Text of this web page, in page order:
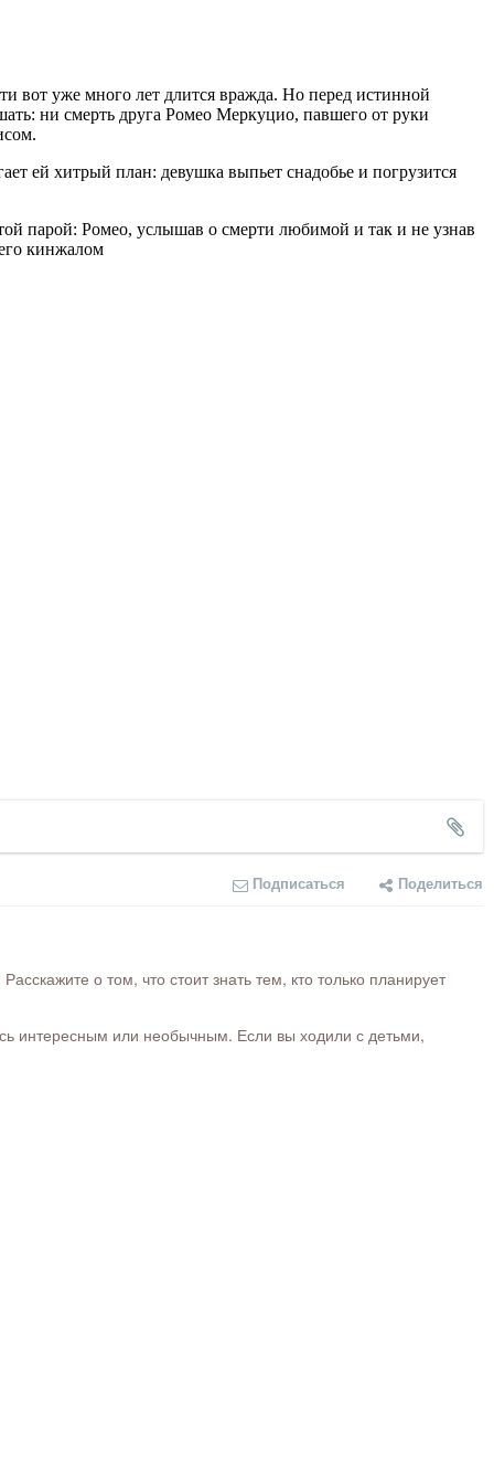
вот уже много лет длится вражда. Но перед истинной
ни смерть друга Ромео Меркуцио, павшего от руки
ей хитрый план: девушка выпьет снадобье и погрузится
парой: Ромео, услышав о смерти любимой и так и не узнав
кинжалом
Подписаться Поделиться
о том, что стоит знать тем, кто только планирует
интересным или необычным. Если вы ходили с детьми,